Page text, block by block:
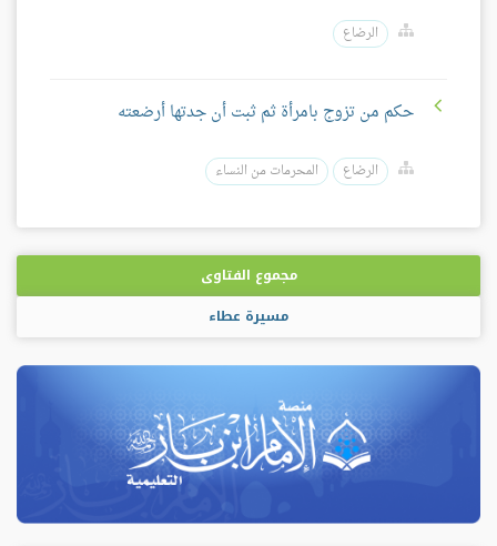
الرضاع
حكم من تزوج بامرأة ثم ثبت أن جدتها أرضعته
الرضاع المحرمات من النساء
مجموع الفتاوى
مسيرة عطاء